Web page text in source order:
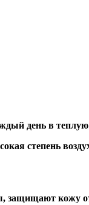
день в теплую
степень
защищают кожу